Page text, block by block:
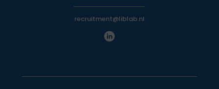
recruitment@liblab.nl